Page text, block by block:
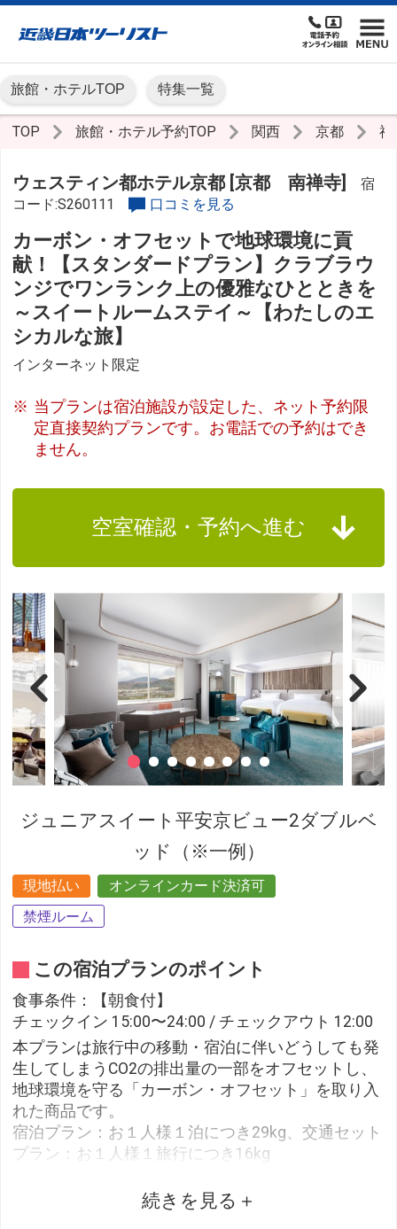
旅館・ホテルTOP 特集一覧
TOP 旅館・ホテル予約TOP 関西 京都
ウェスティン都ホテル京都 [京都 南禅寺]
宿
コード:S260111
口コミを見る
カーボン・オフセットで地球環境に貢
献！【スタンダードプラン】クラブラウ
ンジでワンランク上の優雅なひとときを
～スイートルームステイ～【わたしのエ
シカルな旅】
インターネット限定
当プランは宿泊施設が設定した、ネット予約限
定直接契約プランです。お電話での予約はでき
ません。
空室確認・予約へ進む
ジュニアスイート平安京ビュー2ダブルベ
ッド（※一例）
現地払い
オンラインカード決済可
禁煙ルーム
この宿泊プランのポイント
食事条件：【朝食付】
チェックイン 15:00〜24:00 / チェックアウト 12:00
本プランは旅行中の移動・宿泊に伴いどうしても発
生してしまうCO2の排出量の一部をオフセットし、
地球環境を守る「カーボン・オフセット」を取り入
れた商品です。
宿泊プラン：お１人様１泊につき29kg、交通セット
プラン：お１人様１旅行につき16kg
オフセットいたします。続きを見る